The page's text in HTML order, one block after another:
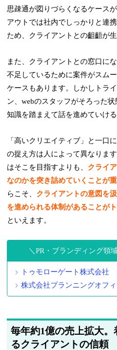
思疎通が図りづらくなるケース
アウトでは社内でしっかりと連
ため、クライアントとの齟齬が
また、クライアントとの窓口に
不足しているために案件がスム
ケースもあります。しかしトラ
ン、webのスタッフがそろった
知識を踏まえて話を進めていけ
「高いクリエイティブ」と一口
の捉え方は人によって異なりま
はそこを目指すよりも、 クライ
なのかを突き詰めていくことが
らこそ、 クライアントの意図を
を進められる体制があることが
といえます。
PR・ブランディング領
トゥモローゲート株式会社
株式会社プランニングオフ
毎年約1億の売上拡大
るクライアントの信頼